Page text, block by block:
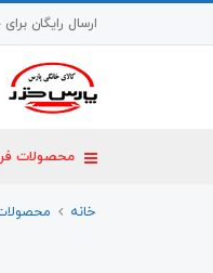
ارسال رایگان
محصولات
خانه